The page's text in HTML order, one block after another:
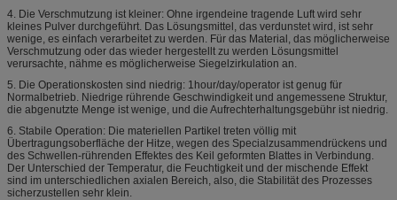
4. Die Verschmutzung ist kleiner: Ohne irgendeine tragende Luft wird sehr
kleines Pulver durchgeführt. Das Lösungsmittel, das verdunstet wird, ist sehr
wenige, es einfach verarbeitet zu werden. Für das Material, das möglicherweise
Verschmutzung oder das wieder hergestellt zu werden Lösungsmittel
verursachte, nähme es möglicherweise Siegelzirkulation an.
5. Die Operationskosten sind niedrig: 1hour/day/operator ist genug für
Normalbetrieb. Niedrige rührende Geschwindigkeit und angemessene Struktur,
die abgenutzte Menge ist wenige, und die Aufrechterhaltungsgebühr ist niedrig.
6. Stabile Operation: Die materiellen Partikel treten völlig mit
Übertragungsoberfläche der Hitze, wegen des Specialzusammendrückens und
des Schwellen-rührenden Effektes des Keil geformten Blattes in Verbindung.
Der Unterschied der Temperatur, die Feuchtigkeit und der mischende Effekt
sind im unterschiedlichen axialen Bereich, also, die Stabilität des Prozesses
sicherzustellen sehr klein.